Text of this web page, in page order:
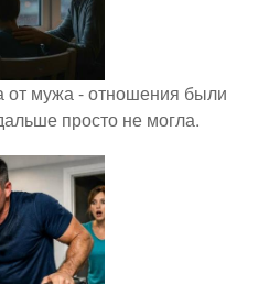
от мужа - отношения были
просто не могла.